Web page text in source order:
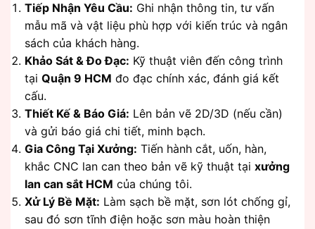
Tiếp Nhận Yêu Cầu: Ghi nhận thông tin, tư vấn
mẫu mã và vật liệu phù hợp với kiến trúc và ngân
sách của khách hàng.
Khảo Sát & Đo Đạc: Kỹ thuật viên đến công trình
tại Quận 9 HCM đo đạc chính xác, đánh giá kết
cấu.
Thiết Kế & Báo Giá: Lên bản vẽ 2D/3D (nếu cần)
và gửi báo giá chi tiết, minh bạch.
Gia Công Tại Xưởng: Tiến hành cắt, uốn, hàn,
khắc CNC lan can theo bản vẽ kỹ thuật tại xưởng
lan can sắt HCM của chúng tôi.
Xử Lý Bề Mặt: Làm sạch bề mặt, sơn lót chống gỉ,
sau đó sơn tĩnh điện hoặc sơn màu hoàn thiện